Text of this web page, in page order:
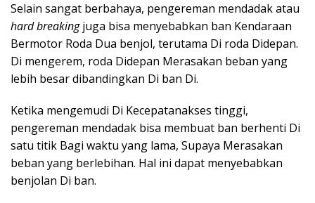
Selain sangat berbahaya, pengereman mendadak atau
hard breakingjuga bisa menyebabkan ban Kendaraan
Bermotor Roda Dua benjol, terutama Di roda Didepan.
Di mengerem, roda Didepan Merasakan beban yang
lebih besar dibandingkan Di ban Di.
Ketika mengemudi Di Kecepatanakses tinggi,
pengereman mendadak bisa membuat ban berhenti Di
satu titik Bagi waktu yang lama, Supaya Merasakan
beban yang berlebihan. Hal ini dapat menyebabkan
benjolan Di ban.